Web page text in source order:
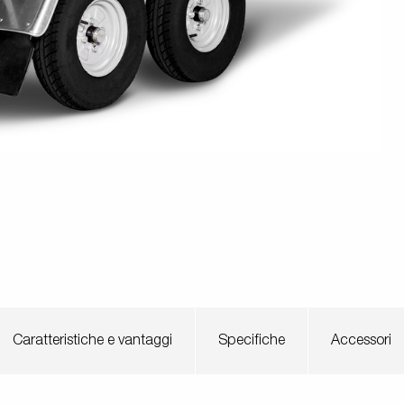
per
anteriori
Equipaggiamenti
per carico
Rampi di carico
Pressione dei pneumatici
Controlli prima di partire
Schema elettrico
Sicurezza della barca
Caratteristiche e vantaggi Specifiche Accessori